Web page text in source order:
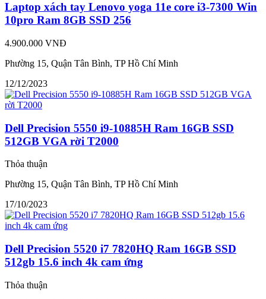
Laptop xách tay Lenovo yoga 11e core i3-7300 Win
10pro Ram 8GB SSD 256
4.900.000 VNĐ
Phường 15, Quận Tân Bình, TP Hồ Chí Minh
12/12/2023
Dell Precision 5550 i9-10885H Ram 16GB SSD
512GB VGA rời T2000
Thỏa thuận
Phường 15, Quận Tân Bình, TP Hồ Chí Minh
17/10/2023
Dell Precision 5520 i7 7820HQ Ram 16GB SSD
512gb 15.6 inch 4k cam ứng
Thỏa thuận